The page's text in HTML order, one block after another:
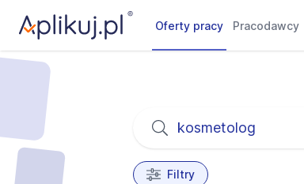
Oferty pracy Pracodawcy
Filtry